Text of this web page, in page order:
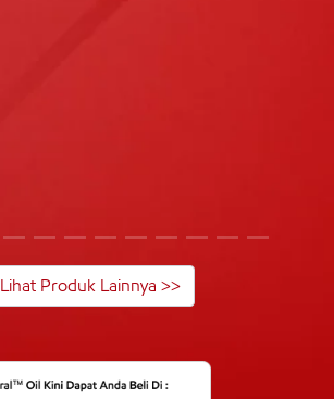
Lihat Produk Lainnya >>